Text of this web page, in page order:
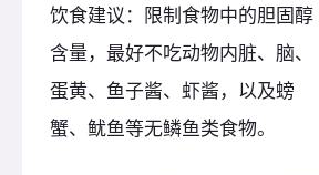
饮食建议：限制食物中的胆固醇
含量，最好不吃动物内脏、脑、
蛋黄、鱼子酱、虾酱，以及螃
蟹、鱿鱼等无鳞鱼类食物。